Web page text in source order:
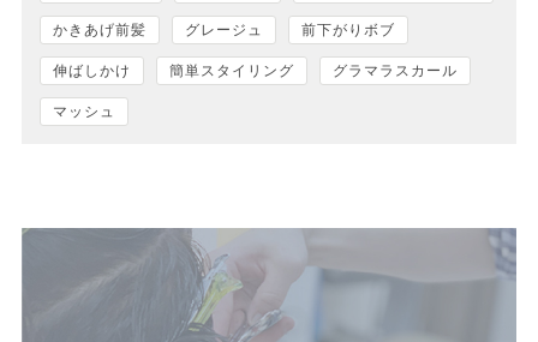
かきあげ前髪 グレージュ 前下がりボブ
伸ばしかけ 簡単スタイリング グラマラスカール
マッシュ